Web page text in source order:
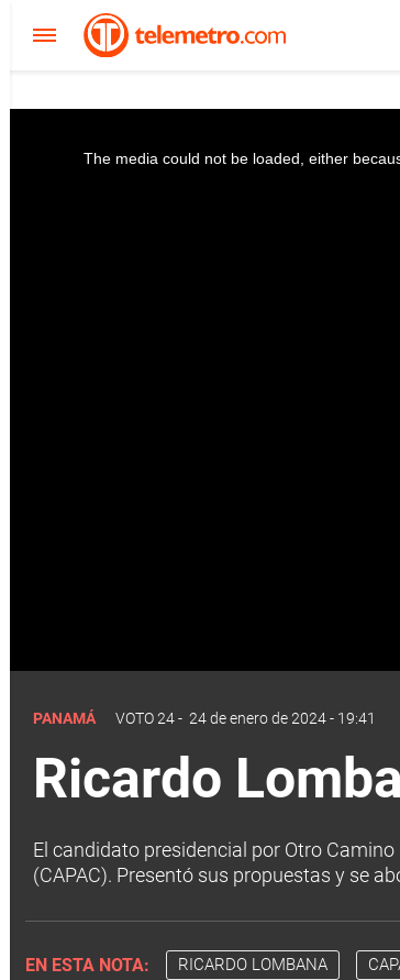
The media could not be loaded, either
PANAMÁ VOTO 24- 24 de enero de 2024 - 19:41
Ricardo
El candidato presidencial por Otro
(CAPAC). Presentó sus propuestas y se
EN ESTA NOTA: RICARDO LOMBANA